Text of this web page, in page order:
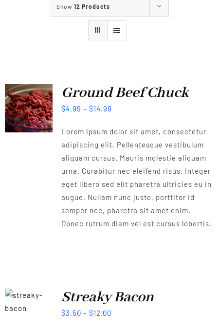
Our Services
Our Events
Contact Us
Show 12 Products
Ground Beef Chuck
$4.99 – $14.99
Lorem ipsum dolor sit amet, consectetur
adipiscing elit. Pellentesque vestibulum
aliquam cursus. Mauris molestie aliquam
urna. Curabitur nec eleifend risus. Integer
eget libero sed elit pharetra ultricies eu in
augue. Nullam nunc justo, porttitor id
semper nec, pharetra sit amet enim.
Donec rutrum diam vel est cursus lobortis.
Streaky Bacon
$3.50 – $12.00